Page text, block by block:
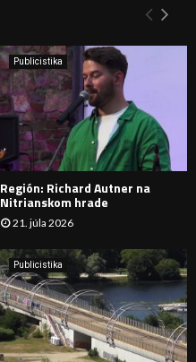
Y
H
D
A
N
I
Publicistika
Región: Richard Autner na
Nitrianskom hrade
21. júla 2026
Publicistika